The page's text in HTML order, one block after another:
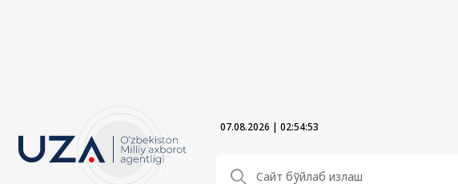
07.08.2026 | 02:54:55